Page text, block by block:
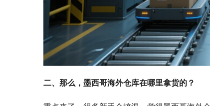
二、那么，墨西哥海外仓库在哪里拿货的？